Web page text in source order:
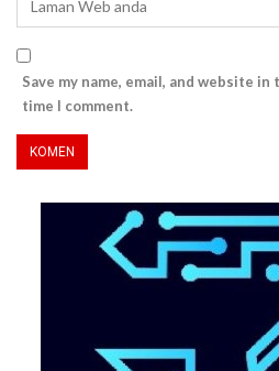
Save my name, email, and website
time I comment.